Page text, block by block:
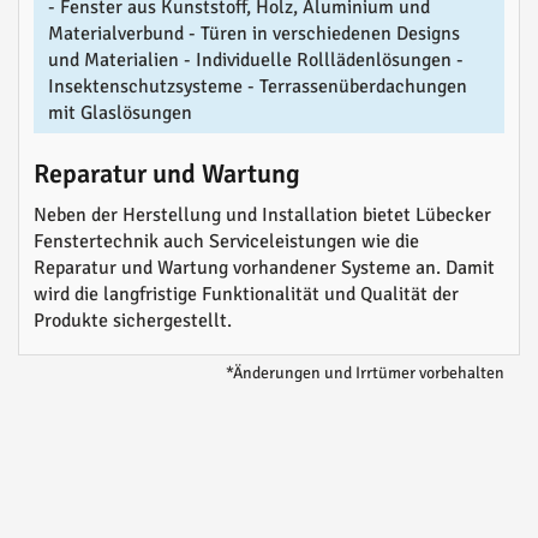
- Fenster aus Kunststoff, Holz, Aluminium und
Materialverbund - Türen in verschiedenen Designs
und Materialien - Individuelle Rolllädenlösungen -
Insektenschutzsysteme - Terrassenüberdachungen
mit Glaslösungen
Reparatur und Wartung
Neben der Herstellung und Installation bietet Lübecker
Fenstertechnik auch Serviceleistungen wie die
Reparatur und Wartung vorhandener Systeme an. Damit
wird die langfristige Funktionalität und Qualität der
Produkte sichergestellt.
*Änderungen und Irrtümer vorbehalten